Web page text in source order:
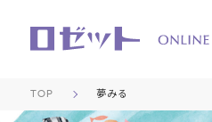
TOP 夢みる